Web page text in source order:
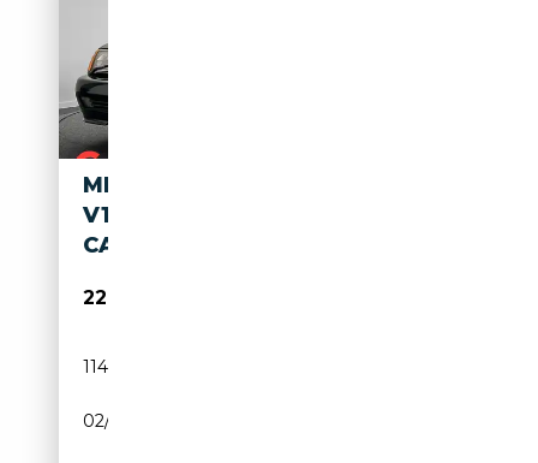
MERCEDES-BENZ SL 600 SL
V12 HARDTOP R129 CLEAR
CARFAX *LOW MILEAGE*
22 950€
114 131 km
02/1994